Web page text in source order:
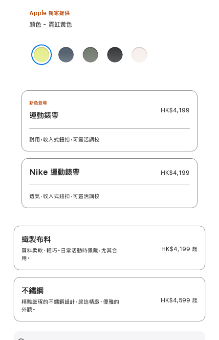
Apple 獨家提供
選
色:
顏色 - 霓虹黃色
錨
鐵
灰
綠
黑
色
淡
新色登場
運動錶帶
HK$4,199
耐用，收入式鈕扣，可靈活調校
Nike 運動錶帶 HK$4,199
透氣，收入式鈕扣，可靈活調校
織製布料
質料柔軟、輕巧。日常活動時佩戴，尤其合
用。
HK$4,199 起
不鏽鋼
精雕細琢的不鏽鋼設計，締造精緻、優雅的
外觀。
HK$4,599 起